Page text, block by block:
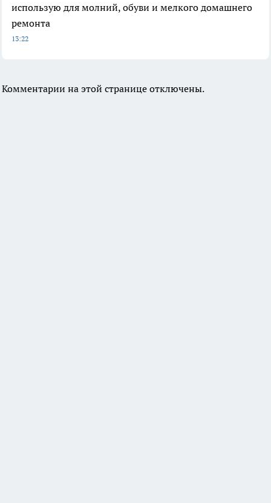
использую для молний, обуви и мелкого домашнего
ремонта
13:22
Комментарии на этой странице отключены.